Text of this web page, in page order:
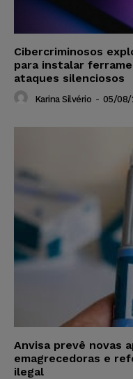
Cibercriminosos
para instalar
ataques silenciosos
Karina Silvério - 05/08/
Anvisa prevê novas
emagrecedoras e
ilegal